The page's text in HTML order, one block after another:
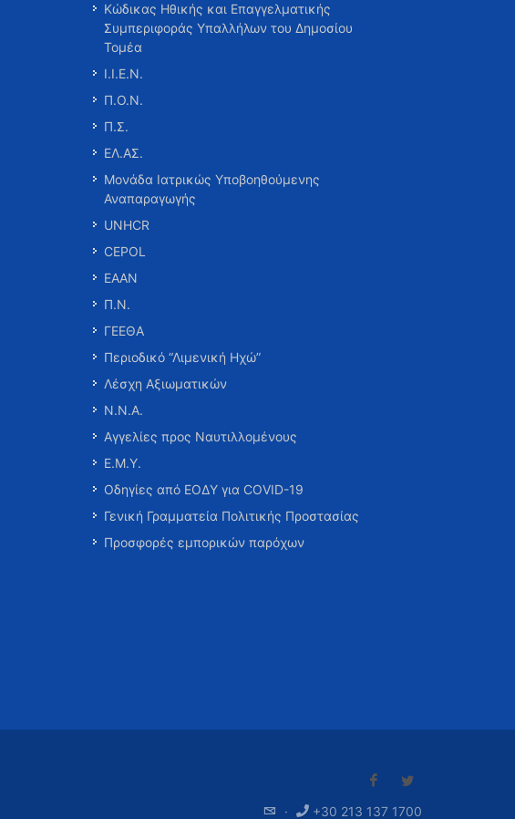
Κώδικας Ηθικής και Επαγγελματικής
Συμπεριφοράς Υπαλλήλων του Δημοσίου
Τομέα
Ι.Ι.Ε.Ν.
Π.Ο.Ν.
Π.Σ.
ΕΛ.ΑΣ.
Μονάδα Ιατρικώς Υποβοηθούμενης
Αναπαραγωγής
UNHCR
CEPOL
ΕΑΑΝ
Π.Ν.
ΓΕΕΘΑ
Περιοδικό “Λιμενική Ηχώ”
Λέσχη Αξιωματικών
Ν.Ν.Α.
Αγγελίες προς Ναυτιλλομένους
Ε.Μ.Υ.
Οδηγίες από ΕΟΔΥ για COVID-19
Γενική Γραμματεία Πολιτικής Προστασίας
Προσφορές εμπορικών παρόχων
· +30 213 137 1700